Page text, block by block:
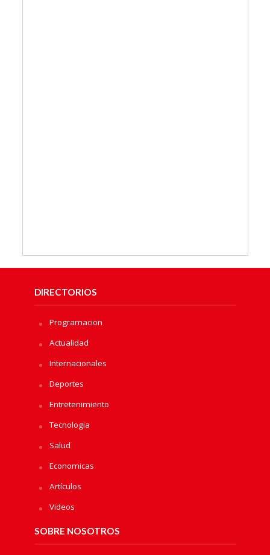
DIRECTORIOS
Programacion
Actualidad
Internacionales
Deportes
Entretenimiento
Tecnologia
Salud
Economicas
Artículos
Videos
SOBRE NOSOTROS